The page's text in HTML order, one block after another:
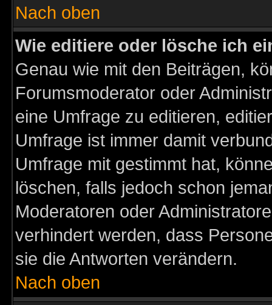
Nach oben
Wie editiere oder lösche ich
Genau wie mit den Beiträgen,
Forumsmoderator oder
eine Umfrage zu editieren,
Umfrage ist immer damit
Umfrage mit gestimmt hat,
löschen, falls jedoch schon
Moderatoren oder
verhindert werden, dass
sie die Antworten verändern.
Nach oben